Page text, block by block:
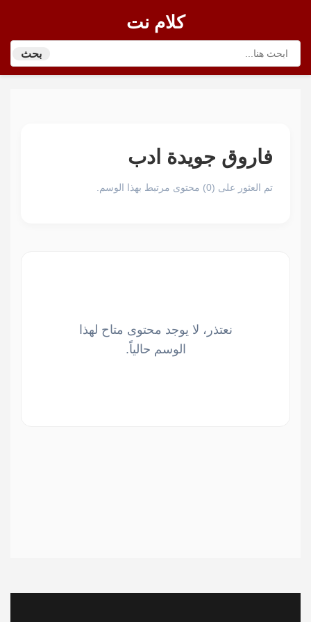
كلام نت
بحث
فاروق جويدة ادب
تم العثور على (0) محتوى مرتبط بهذا الوسم.
نعتذر، لا يوجد محتوى متاح لهذا
الوسم حالياً.